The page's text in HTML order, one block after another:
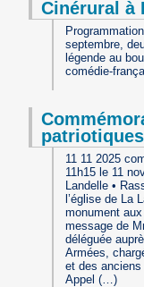
Cinérural à
septembre,
légende au
comédie-
patriotiques
11 11 2025
11h15 le 11
Landelle •
l’église de La
monument
message de
déléguée
Armées,
et des
Appel (…)